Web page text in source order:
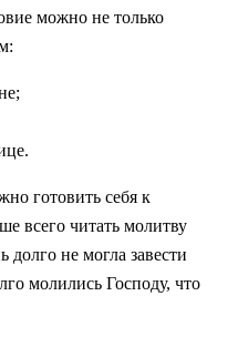
можно не только
готовить себя к
всего читать молитву
не могла завести
молились Господу, что